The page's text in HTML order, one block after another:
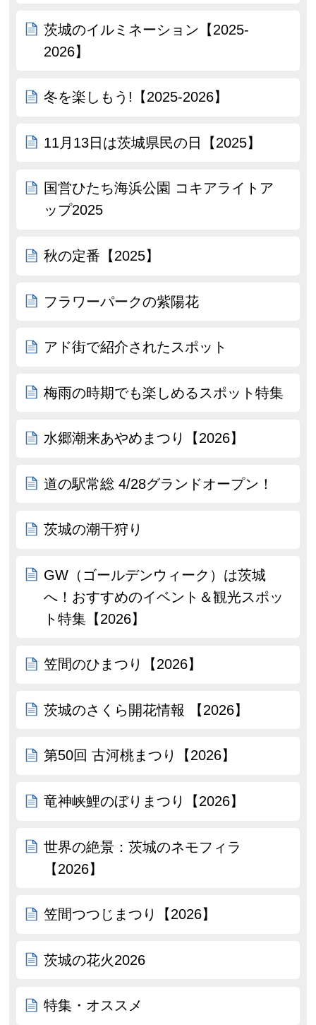
茨城のイルミネーション【2025-
2026】
冬を楽しもう!【2025-2026】
11月13日は茨城県民の日【2025】
国営ひたち海浜公園 コキアライトア
ップ2025
秋の定番【2025】
フラワーパークの紫陽花
アド街で紹介されたスポット
梅雨の時期でも楽しめるスポット特集
水郷潮来あやめまつり【2026】
道の駅常総 4/28グランドオープン！
茨城の潮干狩り
GW（ゴールデンウィーク）は茨城
へ！おすすめのイベント＆観光スポッ
ト特集【2026】
笠間のひまつり【2026】
茨城のさくら開花情報 【2026】
第50回 古河桃まつり【2026】
竜神峡鯉のぼりまつり【2026】
世界の絶景：茨城のネモフィラ
【2026】
笠間つつじまつり【2026】
茨城の花火2026
特集・オススメ